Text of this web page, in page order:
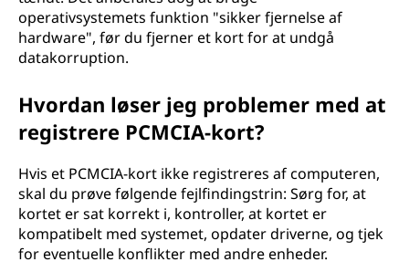
operativsystemets funktion "sikker fjernelse af
hardware", før du fjerner et kort for at undgå
datakorruption.
Hvordan løser jeg problemer med at
registrere PCMCIA-kort?
Hvis et PCMCIA-kort ikke registreres af computeren,
skal du prøve følgende fejlfindingstrin: Sørg for, at
kortet er sat korrekt i, kontroller, at kortet er
kompatibelt med systemet, opdater driverne, og tjek
for eventuelle konflikter med andre enheder.